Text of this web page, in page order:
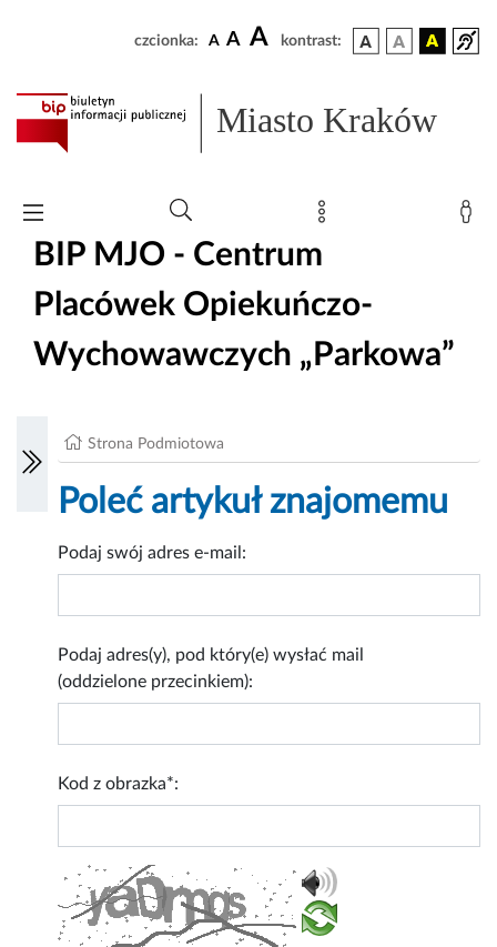
czcionka: A A A kontrast:
Miasto Kraków
BIP MJO - Centrum
Placówek Opiekuńczo-
Wychowawczych „Parkowa”
Strona Podmiotowa
Poleć artykuł znajomemu
Podaj swój adres e-mail:
Podaj adres(y), pod który(e) wysłać mail
(oddzielone przecinkiem):
Kod z obrazka*: